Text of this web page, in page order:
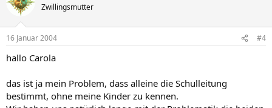
Zwillingsmutter
16 Januar 2004 #4
hallo Carola
das ist ja mein Problem, dass alleine die Schulleitung
bestimmt, ohne meine Kinder zu kennen.